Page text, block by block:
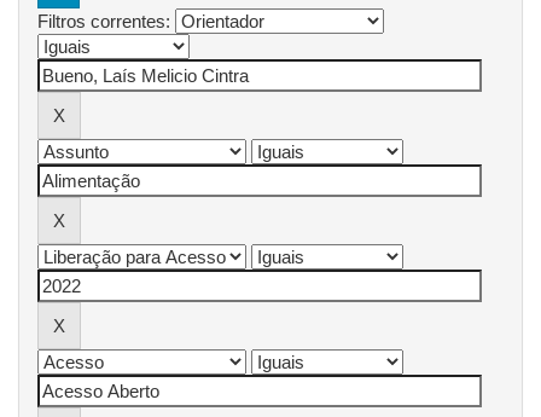
Filtros correntes: